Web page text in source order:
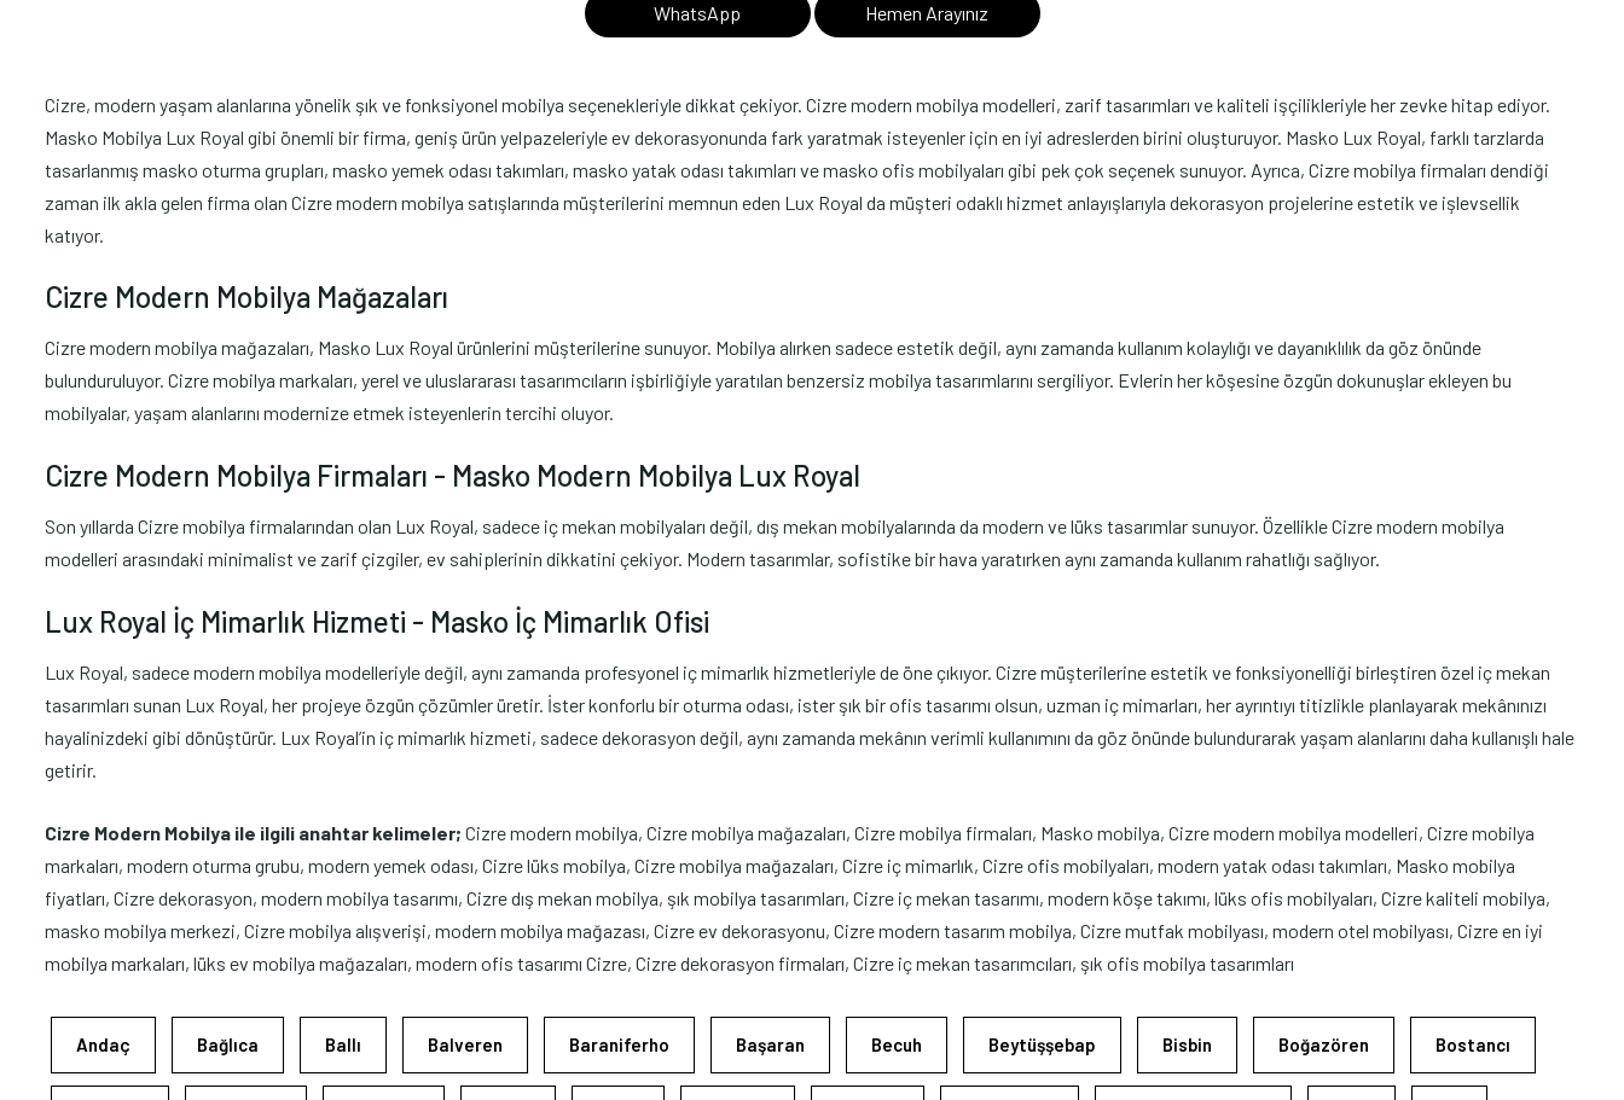
WhatsApp Hemen Arayınız
Cizre, modern yaşam alanlarına yönelik şık ve fonksiyonel mobilya seçenekleriyle dikkat çekiyor. Cizre modern mobilya modelleri, zarif tasarımları ve kaliteli işçilikleriyle her zevke hitap ediyor.
Masko Mobilya Lux Royal gibi önemli bir firma, geniş ürün yelpazeleriyle ev dekorasyonunda fark yaratmak isteyenler için en iyi adreslerden birini oluşturuyor. Masko Lux Royal, farklı tarzlarda
tasarlanmış masko oturma grupları, masko yemek odası takımları, masko yatak odası takımları ve masko ofis mobilyaları gibi pek çok seçenek sunuyor. Ayrıca, Cizre mobilya firmaları dendiği
zaman ilk akla gelen firma olan Cizre modern mobilya satışlarında müşterilerini memnun eden Lux Royal da müşteri odaklı hizmet anlayışlarıyla dekorasyon projelerine estetik ve işlevsellik
katıyor.
Cizre Modern Mobilya Mağazaları
Cizre modern mobilya mağazaları, Masko Lux Royal ürünlerini müşterilerine sunuyor. Mobilya alırken sadece estetik değil, aynı zamanda kullanım kolaylığı ve dayanıklılık da göz önünde
bulunduruluyor. Cizre mobilya markaları, yerel ve uluslararası tasarımcıların işbirliğiyle yaratılan benzersiz mobilya tasarımlarını sergiliyor. Evlerin her köşesine özgün dokunuşlar ekleyen bu
mobilyalar, yaşam alanlarını modernize etmek isteyenlerin tercihi oluyor.
Cizre Modern Mobilya Firmaları - Masko Modern Mobilya Lux Royal
Son yıllarda Cizre mobilya firmalarından olan Lux Royal, sadece iç mekan mobilyaları değil, dış mekan mobilyalarında da modern ve lüks tasarımlar sunuyor. Özellikle Cizre modern mobilya
modelleri arasındaki minimalist ve zarif çizgiler, ev sahiplerinin dikkatini çekiyor. Modern tasarımlar, sofistike bir hava yaratırken aynı zamanda kullanım rahatlığı sağlıyor.
Lux Royal İç Mimarlık Hizmeti - Masko İç Mimarlık Ofisi
Lux Royal, sadece modern mobilya modelleriyle değil, aynı zamanda profesyonel iç mimarlık hizmetleriyle de öne çıkıyor. Cizre müşterilerine estetik ve fonksiyonelliği birleştiren özel iç mekan
tasarımları sunan Lux Royal, her projeye özgün çözümler üretir. İster konforlu bir oturma odası, ister şık bir ofis tasarımı olsun, uzman iç mimarları, her ayrıntıyı titizlikle planlayarak mekânınızı
hayalinizdeki gibi dönüştürür. Lux Royal’in iç mimarlık hizmeti, sadece dekorasyon değil, aynı zamanda mekânın verimli kullanımını da göz önünde bulundurarak yaşam alanlarını daha kullanışlı hale
getirir.
Cizre Modern Mobilya ile ilgili anahtar kelimeler; Cizre modern mobilya, Cizre mobilya mağazaları, Cizre mobilya firmaları, Masko mobilya, Cizre modern mobilya modelleri, Cizre mobilya
markaları, modern oturma grubu, modern yemek odası, Cizre lüks mobilya, Cizre mobilya mağazaları, Cizre iç mimarlık, Cizre ofis mobilyaları, modern yatak odası takımları, Masko mobilya
fiyatları, Cizre dekorasyon, modern mobilya tasarımı, Cizre dış mekan mobilya, şık mobilya tasarımları, Cizre iç mekan tasarımı, modern köşe takımı, lüks ofis mobilyaları, Cizre kaliteli mobilya,
masko mobilya merkezi, Cizre mobilya alışverişi, modern mobilya mağazası, Cizre ev dekorasyonu, Cizre modern tasarım mobilya, Cizre mutfak mobilyası, modern otel mobilyası, Cizre en iyi
mobilya markaları, lüks ev mobilya mağazaları, modern ofis tasarımı Cizre, Cizre dekorasyon firmaları, Cizre iç mekan tasarımcıları, şık ofis mobilya tasarımları
Andaç Bağlıca Ballı Balveren Baraniferho Başaran Becuh Beytüşşebap Bisbin Boğazören Bostancı